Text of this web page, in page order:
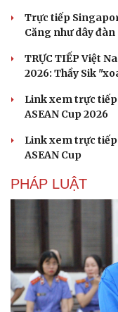
Sản phụ khoa
Nhi khoa
Nam khoa
Làm đẹp - giảm cân
Phòng mạch online
Ăn sạch sống khỏe
Trực tiếp
Căng như dây đàn
TRỰC TIẾP Việt
2026: Thầy Sik
Link xem trực
ASEAN Cup 2026
Link xem trực
ASEAN Cup
PHÁP LUẬT